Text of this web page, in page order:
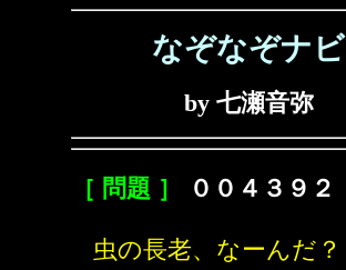
なぞなぞナビ
by 七瀬音弥
［ 問題 ］ ００４３９２
虫の長老、なーんだ？